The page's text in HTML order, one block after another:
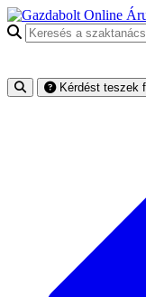
Keresés a
Kérdést teszek